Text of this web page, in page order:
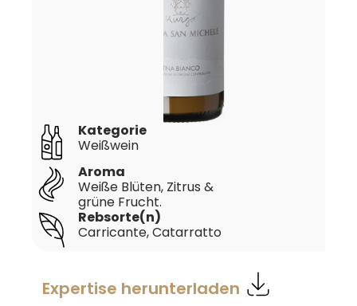
Kategorie
Weißwein
Aroma
Weiße Blüten, Zitrus &
grüne Frucht.
Rebsorte(n)
Carricante, Catarratto
Expertise herunterladen